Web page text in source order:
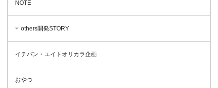
NOTE
others開発STORY
イチバン・エイトオリカラ企画
おやつ